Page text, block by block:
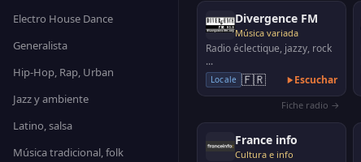
Electro House Dance
Generalista
Hip-Hop, Rap, Urban
Jazz y ambiente
Latino, salsa
Música tradicional, folk
Divergence FM
Música variada
Radio éclectique, jazzy, rock
...
Locale 🇫🇷 Escuchar
Fiche radio →
France info
Cultura e info